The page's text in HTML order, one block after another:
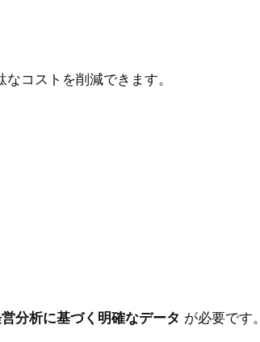
コストを削減できます。
分析に基づく明確なデータ が必要です。